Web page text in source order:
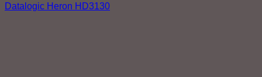
Datalogic Heron HD3130